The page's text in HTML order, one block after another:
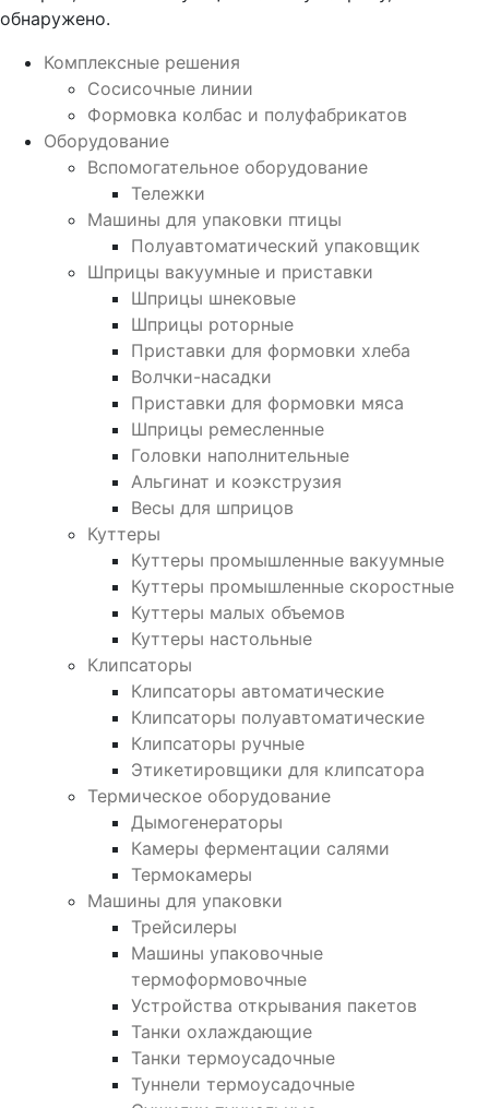
обнаружено.
Комплексные решения
Сосисочные линии
Формовка колбас и полуфабрикатов
Оборудование
Вспомогательное оборудование
Тележки
Машины для упаковки птицы
Полуавтоматический упаковщик
Шприцы вакуумные и приставки
Шприцы шнековые
Шприцы роторные
Приставки для формовки хлеба
Волчки-насадки
Приставки для формовки мяса
Шприцы ремесленные
Головки наполнительные
Альгинат и коэкструзия
Весы для шприцов
Куттеры
Куттеры промышленные вакуумные
Куттеры промышленные скоростные
Куттеры малых объемов
Куттеры настольные
Клипсаторы
Клипсаторы автоматические
Клипсаторы полуавтоматические
Клипсаторы ручные
Этикетировщики для клипсатора
Термическое оборудование
Дымогенераторы
Камеры ферментации салями
Термокамеры
Машины для упаковки
Трейсилеры
Машины упаковочные
термоформовочные
Устройства открывания пакетов
Танки охлаждающие
Танки термоусадочные
Туннели термоусадочные